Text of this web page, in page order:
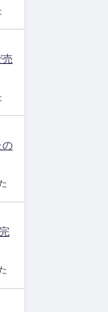
売
の